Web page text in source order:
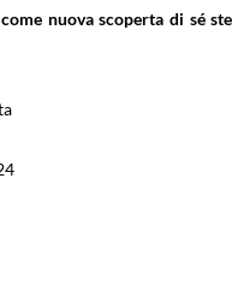
nuova scoperta di sé